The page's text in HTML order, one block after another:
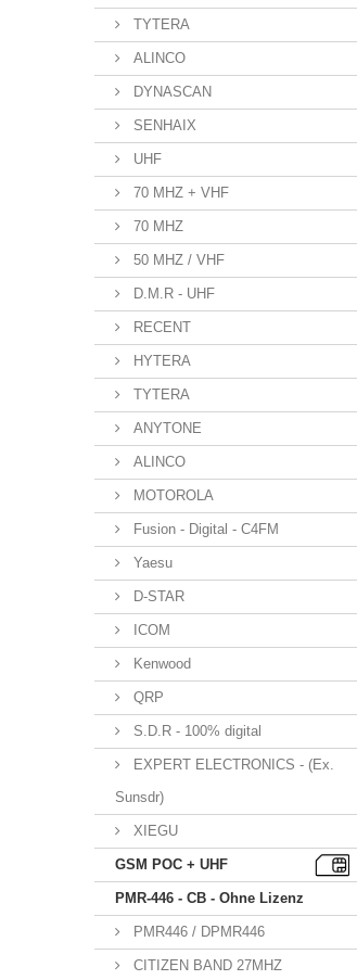
TYTERA
ALINCO
DYNASCAN
SENHAIX
UHF
70 MHZ + VHF
70 MHZ
50 MHZ / VHF
D.M.R - UHF
RECENT
HYTERA
TYTERA
ANYTONE
ALINCO
MOTOROLA
Fusion - Digital - C4FM
Yaesu
D-STAR
ICOM
Kenwood
QRP
S.D.R - 100% digital
EXPERT ELECTRONICS - (Ex.
Sunsdr)
XIEGU
GSM POC + UHF
PMR-446 - CB - Ohne Lizenz
PMR446 / DPMR446
CITIZEN BAND 27MHZ